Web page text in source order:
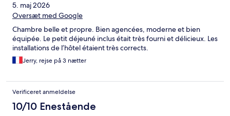
5. maj 2026
Oversæt med Google
Chambre belle et propre. Bien agencées, moderne et bien
équipée. Le petit déjeuné inclus était très fourni et délicieux. Les
installations de l’hôtel étaient très corrects.
Jerry, rejse på 3 nætter
Verificeret anmeldelse
10/10 Enestående